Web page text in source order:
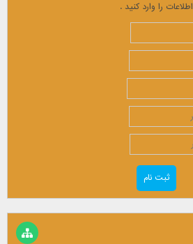
اطلاعات را وارد کنید .